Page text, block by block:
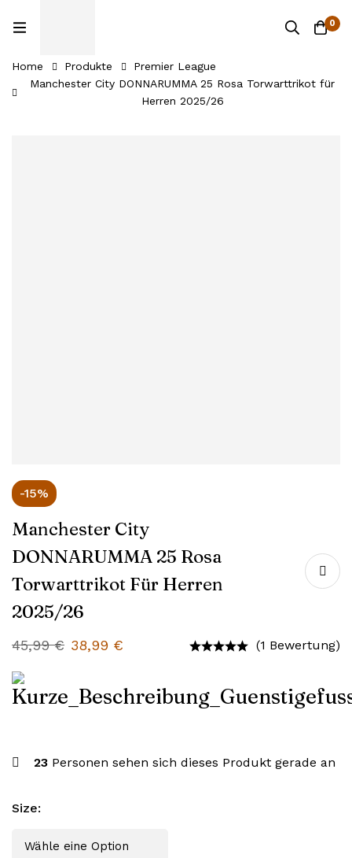
0
Home Produkte
Premier League
Manchester City DONNARUMMA 25 Rosa Torwarttrikot für
Herren 2025/26
-15%
Manchester City
DONNARUMMA 25 Rosa
Torwarttrikot Für Herren
2025/26
45,99€ 38,99 € (1 Bewertung)
23 Personen sehen sich dieses Produkt gerade an
Size: